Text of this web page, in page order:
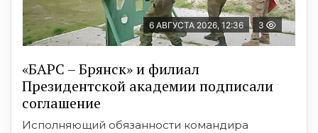
6 АВГУСТА 2026, 12:36 3
«БАРС – Брянск» и филиал
Президентской академии подписали
соглашение
Исполняющий обязанности командира